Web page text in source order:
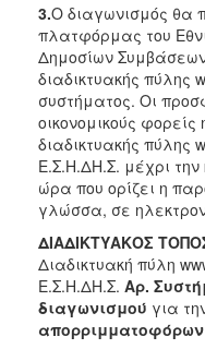
2013
ΤΟΠΟΣ
ΠΟΛΙΤΙΣΜΟΣ
ΑΝΘΕΚΤΙΚΗ
ΠΟΛΗ
3.Ο διαγωνισμός θα
πλατφόρμας του
Δημοσίων
διαδικτυακής πύλης
συστήματος. Οι
οικονομικούς
διαδικτυακής πύλης
Ε.Σ.Η.ΔΗ.Σ. μέχρι την
ώρα που ορίζει η
γλώσσα, σε
ΔΙΑΔΙΚΤΥΑΚΟΣ
Διαδικτυακή πύλη
Ε.Σ.Η.ΔΗ.Σ. Αρ.
διαγωνισμού για
απορριμματοφόρων